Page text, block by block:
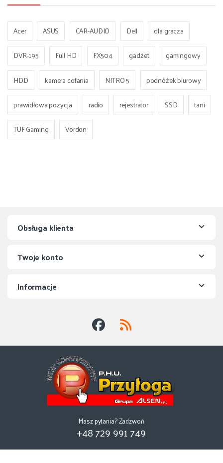
Acer ASUS CAR-AUDIO Dell
dla gracza
DVR-195
Full HD FX504 gadżet
gamingowy
HDD
kamera cofania NITRO 5
podnóżek biurowy
prawidłowa pozycja
radio rejestrator SSD
tani
TUF Gaming
Vordon
Obsługa klienta
Twoje konto
Informacje
Masz pytania? Zadzwoń
+48 729 991 749